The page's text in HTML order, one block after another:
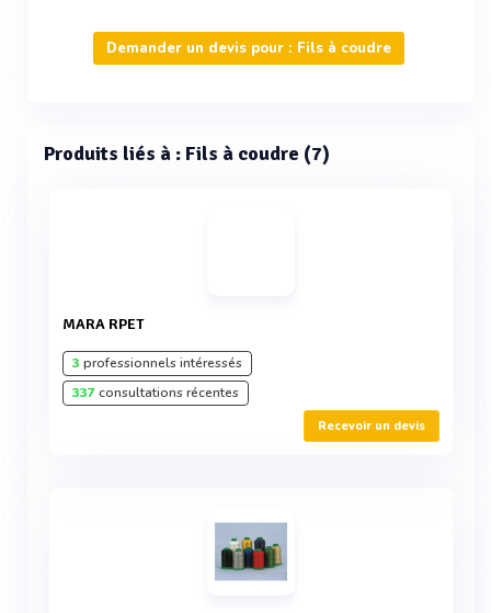
Demander un devis pour : Fils à coudre
Produits liés à : Fils à coudre (7)
MARA RPET
3 professionnels intéressés
337consultations récentes
Recevoir un devis